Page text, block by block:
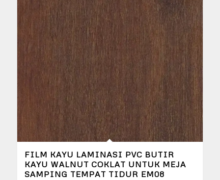
FILM KAYU LAMINASI PVC BUTIR
KAYU WALNUT COKLAT UNTUK MEJA
SAMPING TEMPAT TIDUR EM08